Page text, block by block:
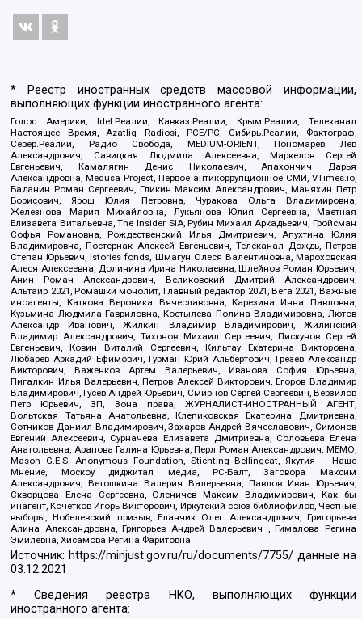
* Реестр иностранных средств массовой информации,
выполняющих функции иностранного агента:
Голос Америки, Idel.Реалии, Кавказ.Реалии, Крым.Реалии, Телеканал
Настоящее Время, Azatliq Radiosi, PCE/PC, Сибирь.Реалии, Фактограф,
Север.Реалии, Радио Свобода, MEDIUM-ORIENT, Пономарев Лев
Александрович, Савицкая Людмила Алексеевна, Маркелов Сергей
Евгеньевич, Камалягин Денис Николаевич, Апахончич Дарья
Александровна, Medusa Project, Первое антикоррупционное СМИ, VTimes.io,
Баданин Роман Сергеевич, Гликин Максим Александрович, Маняхин Петр
Борисович, Ярош Юлия Петровна, Чуракова Ольга Владимировна,
Железнова Мария Михайловна, Лукьянова Юлия Сергеевна, Маетная
Елизавета Витальевна, The Insider SIA, Рубин Михаил Аркадьевич, Гройсман
Софья Романовна, Рождественский Илья Дмитриевич, Апухтина Юлия
Владимировна, Постернак Алексей Евгеньевич, Телеканал Дождь, Петров
Степан Юрьевич, Istories fonds, Шмагун Олеся Валентиновна, Мароховская
Алеся Алексеевна, Долинина Ирина Николаевна, Шлейнов Роман Юрьевич,
Анин Роман Александрович, Великовский Дмитрий Александрович,
Альтаир 2021, Ромашки монолит, Главный редактор 2021, Вега 2021, Важные
иноагенты, Каткова Вероника Вячеславовна, Карезина Инна Павловна,
Кузьмина Людмила Гавриловна, Костылева Полина Владимировна, Лютов
Александр Иванович, Жилкин Владимир Владимирович, Жилинский
Владимир Александрович, Тихонов Михаил Сергеевич, Пискунов Сергей
Евгеньевич, Ковин Виталий Сергеевич, Кильтау Екатерина Викторовна,
Любарев Аркадий Ефимович, Гурман Юрий Альбертович, Грезев Александр
Викторович, Важенков Артем Валерьевич, Иванова София Юрьевна,
Пигалкин Илья Валерьевич, Петров Алексей Викторович, Егоров Владимир
Владимирович, Гусев Андрей Юрьевич, Смирнов Сергей Сергеевич, Верзилов
Петр Юрьевич, ЗП, Зона права, ЖУРНАЛИСТ-ИНОСТРАННЫЙ АГЕНТ,
Вольтская Татьяна Анатольевна, Клепиковская Екатерина Дмитриевна,
Сотников Даниил Владимирович, Захаров Андрей Вячеславович, Симонов
Евгений Алексеевич, Сурначева Елизавета Дмитриевна, Соловьева Елена
Анатольевна, Арапова Галина Юрьевна, Перл Роман Александрович, МЕМО,
Mason G.E.S. Anonymous Foundation, Stichting Bellingcat, Якутия – Наше
Мнение, Москоу диджитал медиа, РС-Балт, Заговора Максим
Александрович, Ветошкина Валерия Валерьевна, Павлов Иван Юрьевич,
Скворцова Елена Сергеевна, Оленичев Максим Владимирович, Как бы
инагент, Кочетков Игорь Викторович, Иркутский союз библиофилов, Честные
выборы, Нобелевский призыв, Еланчик Олег Александрович, Григорьева
Алина Александровна, Григорьев Андрей Валерьевич , Гималова Регина
Эмилевна, Хисамова Регина Фаритовна
Источник: https://minjust.gov.ru/ru/documents/7755/ данные на
03.12.2021
* Сведения реестра НКО, выполняющих функции
иностранного агента: